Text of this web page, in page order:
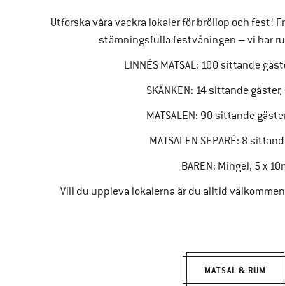
Utforska våra vackra lokaler för bröllop och fest!
stämningsfulla festvåningen – vi har
LINNÉS MATSAL: 100 sittande
SKÄNKEN: 14 sittande
MATSALEN: 90 sittande
MATSALEN SEPARÉ: 8
BAREN: Mingel, 5 x
Vill du uppleva lokalerna är du alltid
MATSAL & RUM